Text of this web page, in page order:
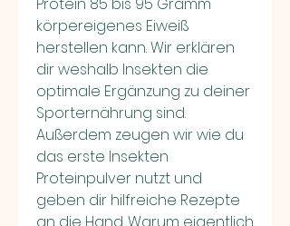
Protein 85 bis 95 Gramm
körpereigenes Eiweiß
herstellen kann. Wir erklären
dir weshalb Insekten die
optimale Ergänzung zu deiner
Sporternährung sind.
Außerdem zeugen wir wie du
das erste Insekten
Proteinpulver nutzt und
geben dir hilfreiche Rezepte